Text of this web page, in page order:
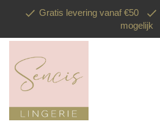
Gratis levering vanaf €50
mogelijk